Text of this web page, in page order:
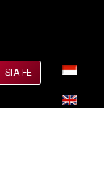
SIA-FE